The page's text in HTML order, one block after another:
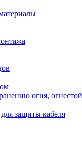
огня,
защиты кабеля